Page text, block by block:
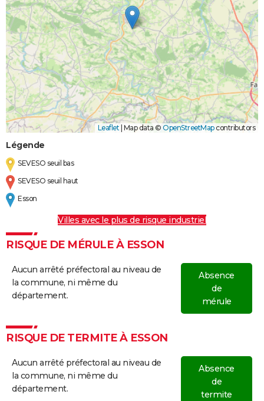
Leaflet Map data © OpenStreetMapcontributors
Légende
SEVESO seuil bas
SEVESO seuil haut
Esson
Villes avec le plus de risque industriel
RISQUE DE MÉRULE À ESSON
Aucun arrêté préfectoral au niveau de
la commune, ni même du
département.
Absence
de
mérule
RISQUE DE TERMITE À ESSON
Aucun arrêté préfectoral au niveau de
la commune, ni même du
département.
Absence
de
termite